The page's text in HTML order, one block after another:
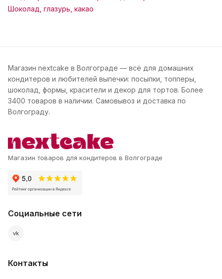
Шоколад, глазурь, какао
Магазин nextcake в Волгограде — всё для домашних
кондитеров и любителей выпечки: посыпки, топперы,
шоколад, формы, красители и декор для тортов. Более
3400 товаров в наличии. Самовывоз и доставка по
Волгограду.
Магазин товаров для кондитеров в Волгограде
Социальные сети
vk
Контакты